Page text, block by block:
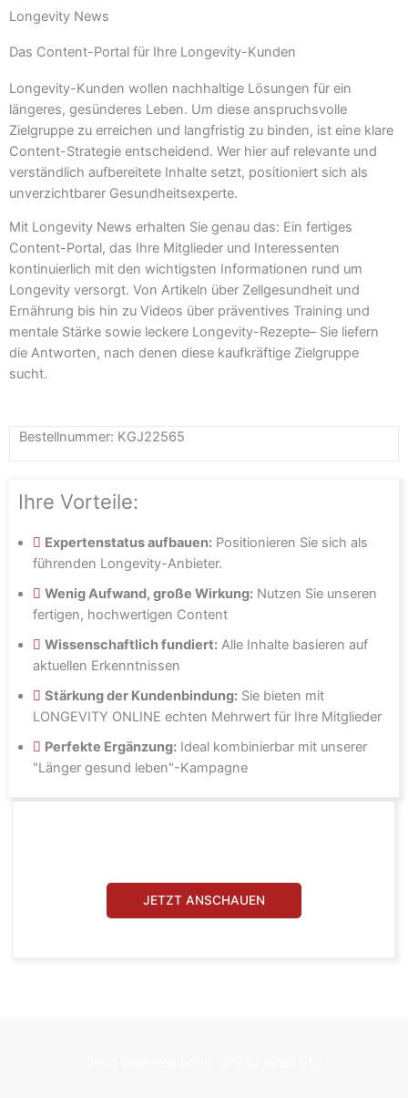
Longevity News
Das Content-Portal für Ihre Longevity-Kunden
Longevity-Kunden wollen nachhaltige Lösungen für ein
längeres, gesünderes Leben. Um diese anspruchsvolle
Zielgruppe zu erreichen und langfristig zu binden, ist eine klare
Content-Strategie entscheidend. Wer hier auf relevante und
verständlich aufbereitete Inhalte setzt, positioniert sich als
unverzichtbarer Gesundheitsexperte.
Mit Longevity News erhalten Sie genau das: Ein fertiges
Content-Portal, das Ihre Mitglieder und Interessenten
kontinuierlich mit den wichtigsten Informationen rund um
Longevity versorgt. Von Artikeln über Zellgesundheit und
Ernährung bis hin zu Videos über präventives Training und
mentale Stärke sowie leckere Longevity-Rezepte– Sie liefern
die Antworten, nach denen diese kaufkräftige Zielgruppe
sucht.
Bestellnummer: KGJ22565
Ihre Vorteile:
Expertenstatus aufbauen: Positionieren Sie sich als
führenden Longevity-Anbieter.
Wenig Aufwand, große Wirkung: Nutzen Sie unseren
fertigen, hochwertigen Content
Wissenschaftlich fundiert: Alle Inhalte basieren auf
aktuellen Erkenntnissen
Stärkung der Kundenbindung: Sie bieten mit
LONGEVITY ONLINE echten Mehrwert für Ihre Mitglieder
Perfekte Ergänzung: Ideal kombinierbar mit unserer
"Länger gesund leben"-Kampagne
JETZT ANSCHAUEN